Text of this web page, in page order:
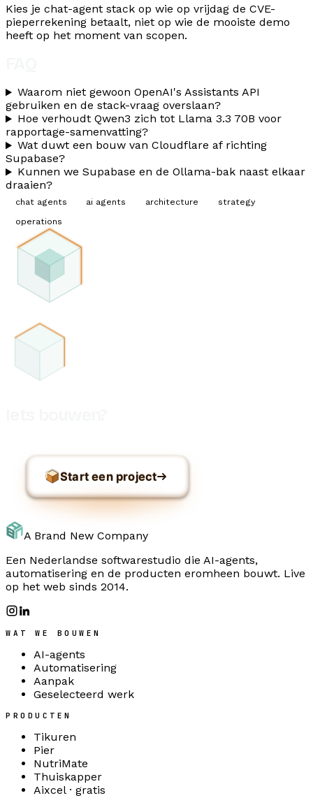
Kies je chat-agent stack op wie op vrijdag de CVE-
pieperrekening betaalt, niet op wie de mooiste demo
heeft op het moment van scopen.
Waarom niet gewoon OpenAI's Assistants API
gebruiken en de stack-vraag overslaan?
Hoe verhoudt Qwen3 zich tot Llama 3.3 70B voor
rapportage-samenvatting?
Wat duwt een bouw van Cloudflare af richting
Supabase?
Kunnen we Supabase en de Ollama-bak naast elkaar
draaien?
chat agents ai agents architecture
strategy
operations
Start een project
A Brand New Company
Een Nederlandse softwarestudio die AI-agents,
automatisering en de producten eromheen bouwt. Live
op het web sinds 2014.
WAT WE BOUWEN
AI-agents
Automatisering
Aanpak
Geselecteerd werk
PRODUCTEN
Tikuren
Pier
NutriMate
Thuiskapper
Aixcel · gratis